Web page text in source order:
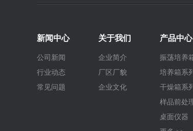
新闻中心
公司新闻
行业动态
常见问题
关于我们
企业简介
厂区厂貌
企业文化
产品中心
振荡培养
培养箱系列
干燥箱系列
样品前处
桌面仪器